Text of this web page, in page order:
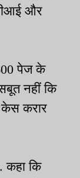
और
पेज के
नहीं कि
केस करार
कहा कि